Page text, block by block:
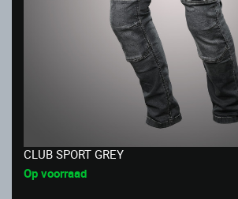
CLUB SPORT GREY
Op voorraad